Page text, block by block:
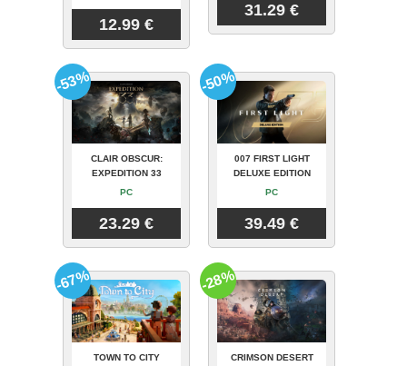
12.99 €
31.29 €
CLAIR OBSCUR:
EXPEDITION 33
PC
23.29 €
-53%
007 FIRST LIGHT
DELUXE EDITION
PC
39.49 €
-50%
TOWN TO CITY
-67%
CRIMSON DESERT
-28%